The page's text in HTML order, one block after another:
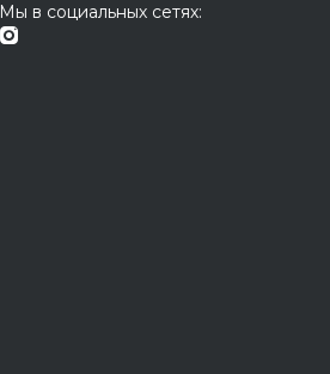
Мы в социальных сетях: